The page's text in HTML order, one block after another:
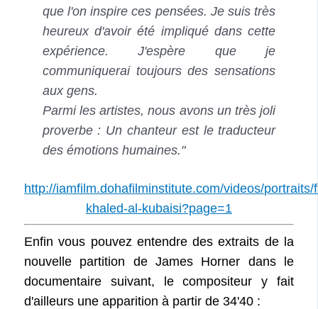
que l'on inspire ces pensées. Je suis très
heureux d'avoir été impliqué dans cette
expérience. J'espère que je
communiquerai toujours des sensations
aux gens.
Parmi les artistes, nous avons un très joli
proverbe : Un chanteur est le traducteur
des émotions humaines."
http://iamfilm.dohafilminstitute.com/videos/portraits/
khaled-al-kubaisi?page=1
Enfin vous pouvez entendre des extraits de la
nouvelle partition de James Horner dans le
documentaire suivant, le compositeur y fait
d'ailleurs une apparition à partir de 34'40 :